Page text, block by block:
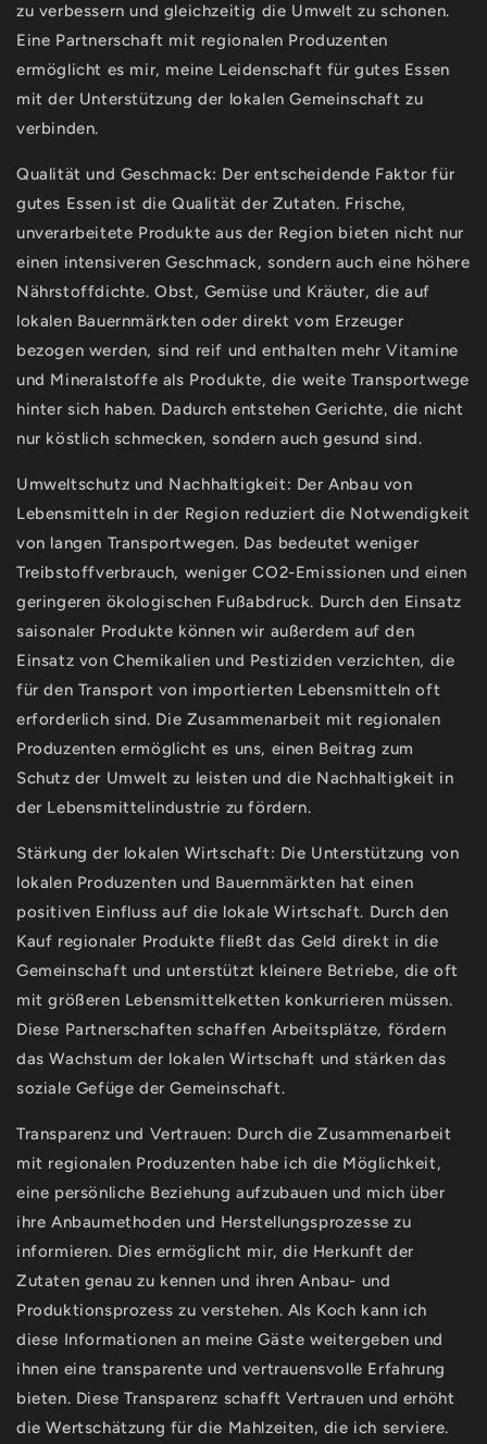
zu verbessern und gleichzeitig die Umwelt zu schonen.
Eine Partnerschaft mit regionalen Produzenten
ermöglicht es mir, meine Leidenschaft für gutes Essen
mit der Unterstützung der lokalen Gemeinschaft zu
verbinden.
Qualität und Geschmack: Der entscheidende Faktor für
gutes Essen ist die Qualität der Zutaten. Frische,
unverarbeitete Produkte aus der Region bieten nicht nur
einen intensiveren Geschmack, sondern auch eine höhere
Nährstoffdichte. Obst, Gemüse und Kräuter, die auf
lokalen Bauernmärkten oder direkt vom Erzeuger
bezogen werden, sind reif und enthalten mehr Vitamine
und Mineralstoffe als Produkte, die weite Transportwege
hinter sich haben. Dadurch entstehen Gerichte, die nicht
nur köstlich schmecken, sondern auch gesund sind.
Umweltschutz und Nachhaltigkeit: Der Anbau von
Lebensmitteln in der Region reduziert die Notwendigkeit
von langen Transportwegen. Das bedeutet weniger
Treibstoffverbrauch, weniger CO2-Emissionen und einen
geringeren ökologischen Fußabdruck. Durch den Einsatz
saisonaler Produkte können wir außerdem auf den
Einsatz von Chemikalien und Pestiziden verzichten, die
für den Transport von importierten Lebensmitteln oft
erforderlich sind. Die Zusammenarbeit mit regionalen
Produzenten ermöglicht es uns, einen Beitrag zum
Schutz der Umwelt zu leisten und die Nachhaltigkeit in
der Lebensmittelindustrie zu fördern.
Stärkung der lokalen Wirtschaft: Die Unterstützung von
lokalen Produzenten und Bauernmärkten hat einen
positiven Einfluss auf die lokale Wirtschaft. Durch den
Kauf regionaler Produkte fließt das Geld direkt in die
Gemeinschaft und unterstützt kleinere Betriebe, die oft
mit größeren Lebensmittelketten konkurrieren müssen.
Diese Partnerschaften schaffen Arbeitsplätze, fördern
das Wachstum der lokalen Wirtschaft und stärken das
soziale Gefüge der Gemeinschaft.
Transparenz und Vertrauen: Durch die Zusammenarbeit
mit regionalen Produzenten habe ich die Möglichkeit,
eine persönliche Beziehung aufzubauen und mich über
ihre Anbaumethoden und Herstellungsprozesse zu
informieren. Dies ermöglicht mir, die Herkunft der
Zutaten genau zu kennen und ihren Anbau- und
Produktionsprozess zu verstehen. Als Koch kann ich
diese Informationen an meine Gäste weitergeben und
ihnen eine transparente und vertrauensvolle Erfahrung
bieten. Diese Transparenz schafft Vertrauen und erhöht
die Wertschätzung für die Mahlzeiten, die ich serviere.